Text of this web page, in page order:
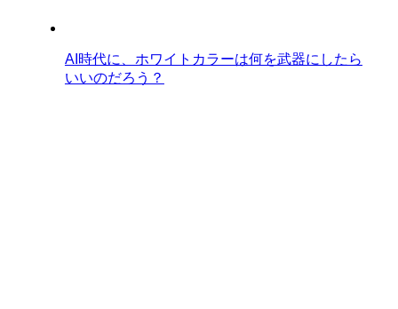
AI時代に、ホワイトカラーは何を武器にしたら
いいのだろう？